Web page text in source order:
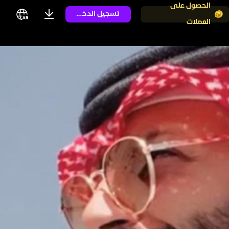
الحصول على
العملات
تسجيل الدخول